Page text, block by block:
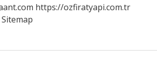
https://ozfiratyapi.com.tr
Sitemap